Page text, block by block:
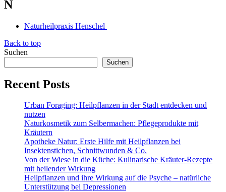
N
Naturheilpraxis Henschel
Back to top
Suchen
Suchen
Recent Posts
Urban Foraging: Heilpflanzen in der Stadt entdecken und
nutzen
Naturkosmetik zum Selbermachen: Pflegeprodukte mit
Kräutern
Apotheke Natur: Erste Hilfe mit Heilpflanzen bei
Insektenstichen, Schnittwunden & Co.
Von der Wiese in die Küche: Kulinarische Kräuter-Rezepte
mit heilender Wirkung
Heilpflanzen und ihre Wirkung auf die Psyche – natürliche
Unterstützung bei Depressionen